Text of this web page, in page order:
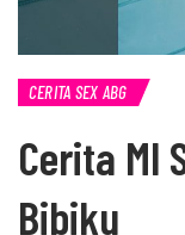
CERITA SEX ABG
Cerita Ml
Bibiku